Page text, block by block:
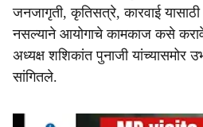
जनजागृती, कृतिसत्रे, कारवाई
नसल्याने आयोगाचे कामकाज कसे
अध्यक्ष शशिकांत पुनाजी यांच्यासमोर
सांगितले.